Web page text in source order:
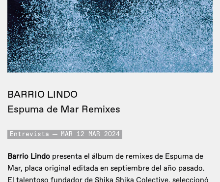
BARRIO LINDO
Espuma de Mar Remixes
Entrevista MAR 12 MAR 2024
Barrio Lindo presenta el álbum de remixes de Espuma de
Mar, placa original editada en septiembre del año pasado.